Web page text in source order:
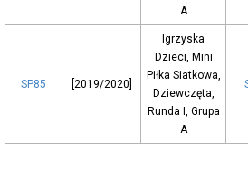
A
SP85 [2019/2020]
Igrzyska
Dzieci, Mini
Piłka Siatkowa,
Dziewczęta,
Runda I, Grupa
A